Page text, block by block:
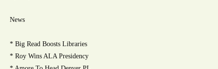
News
* Big Read Boosts Libraries
* Roy Wins ALA Presidency